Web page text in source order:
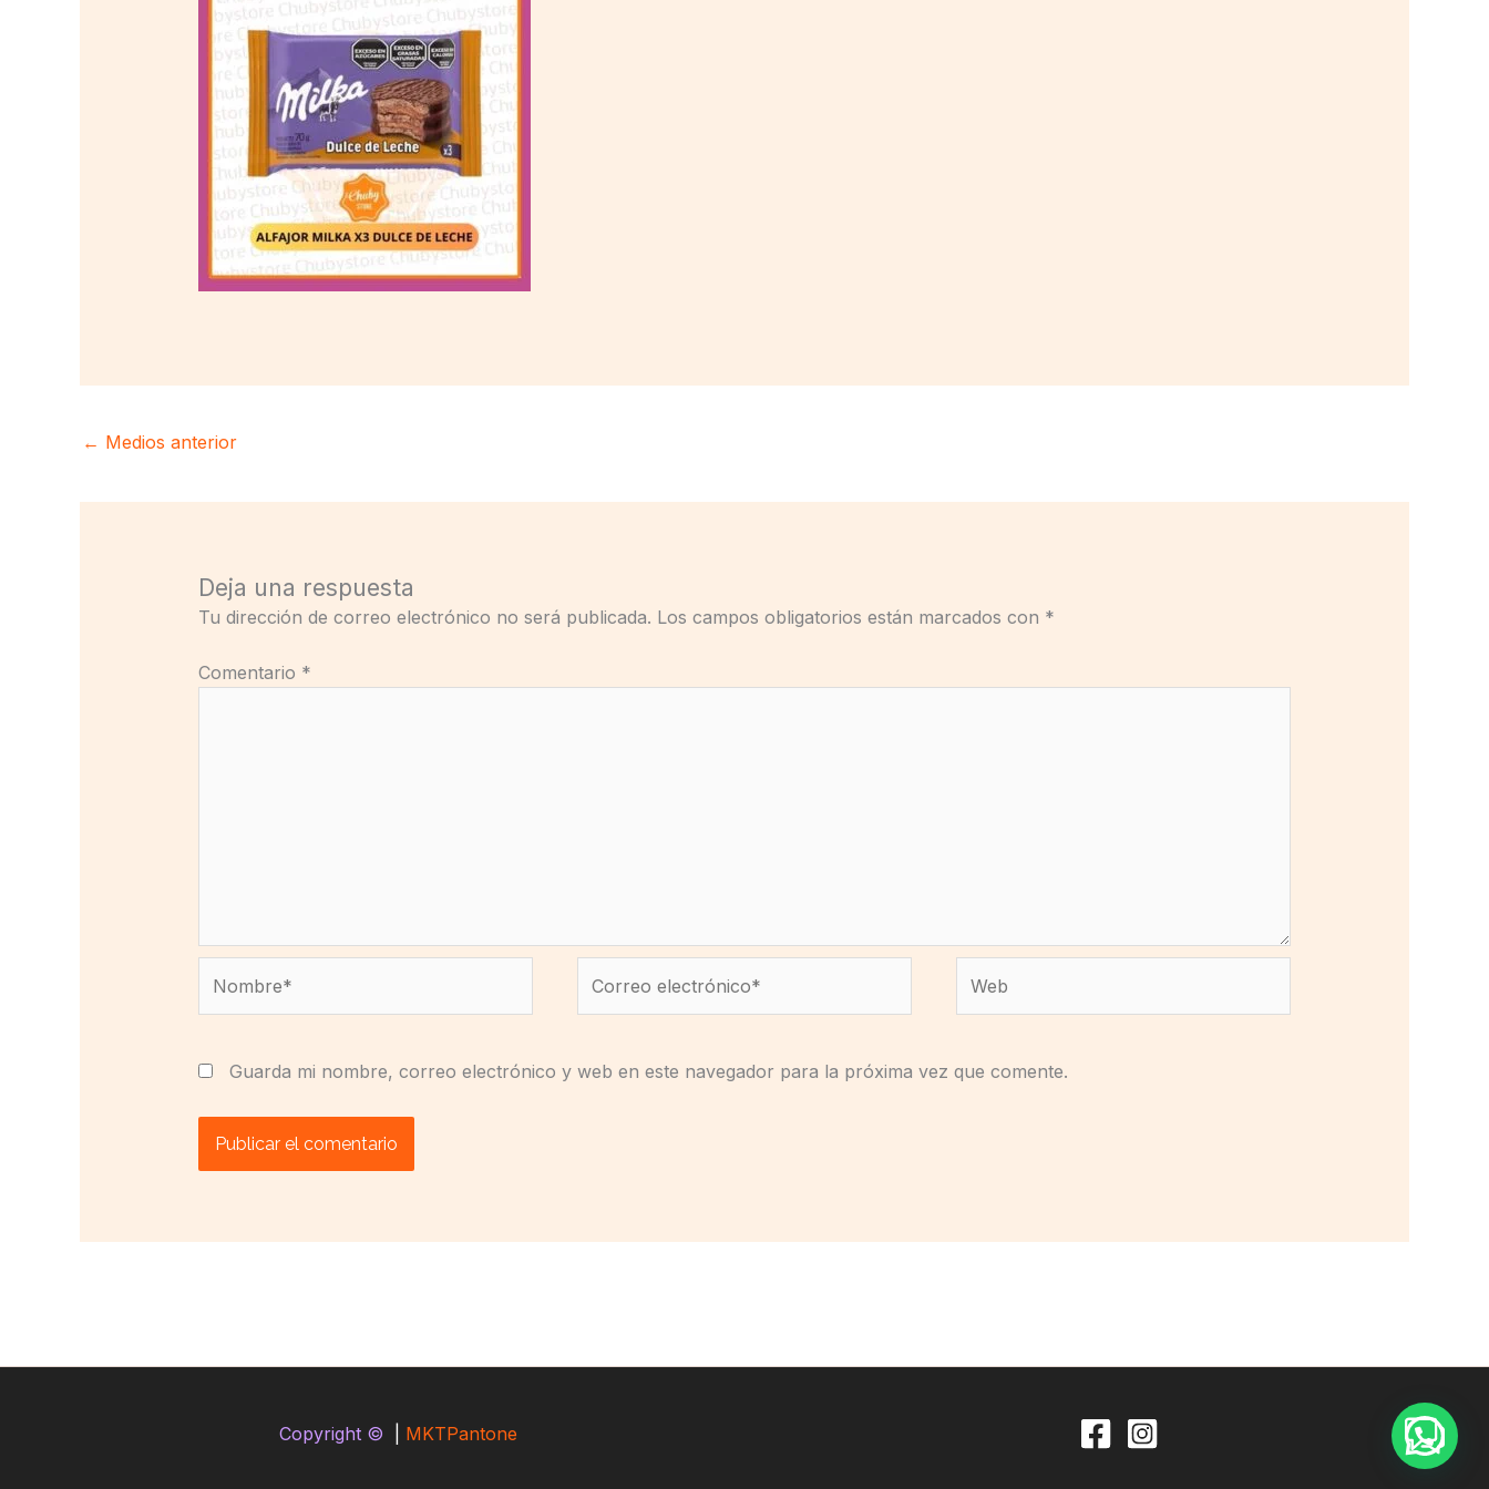
← Medios anterior
Deja una respuesta
Tu dirección de correo electrónico no será publicada. Los campos obligatorios están marcados con *
Comentario *
electrónico*
Guarda mi nombre, correo electrónico y web en este navegador para la próxima vez que comente.
Copyright © MKTPantone